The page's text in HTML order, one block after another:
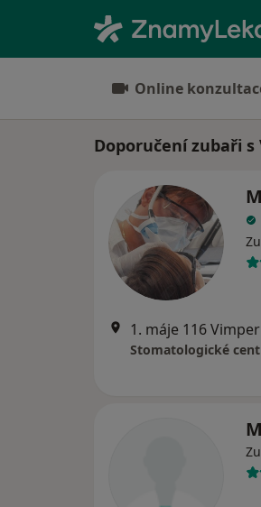
Online
Doporučení zubaři
1. máje 116
Stomatologické